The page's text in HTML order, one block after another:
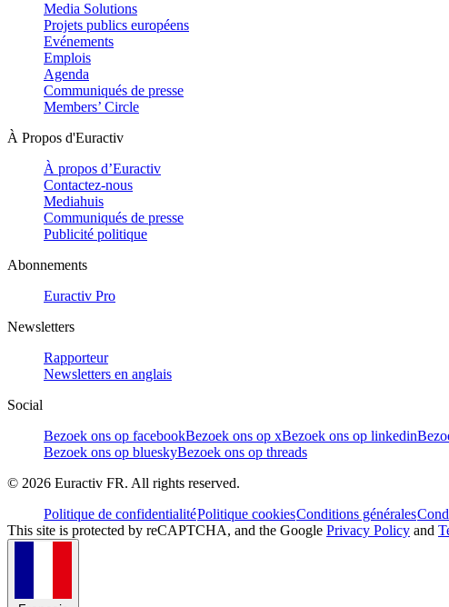
Media Solutions
Projets publics européens
Evénements
Emplois
Agenda
Communiqués de presse
Members’ Circle
À Propos d'Euractiv
À propos d’Euractiv
Contactez-nous
Mediahuis
Communiqués de presse
Publicité politique
Abonnements
Euractiv Pro
Newsletters
Rapporteur
Newsletters en anglais
Social
Bezoek ons op facebookBezoek ons op xBezoek ons op linkedin
Bezoek ons op blueskyBezoek ons op threads
© 2026 Euractiv FR. All rights reserved.
Politique de confidentialitéPolitique cookiesConditions générales
This site is protected by reCAPTCHA, and the Google Privacy Policy and